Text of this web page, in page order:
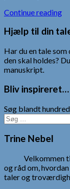
Continue reading
Hjælp til din
Har du en tale
den skal holdes?
manuskript.
Bliv inspireret…
Søg blandt
Søg
efter:
Trine Nebel
Velkommen
og råd om,
taler og